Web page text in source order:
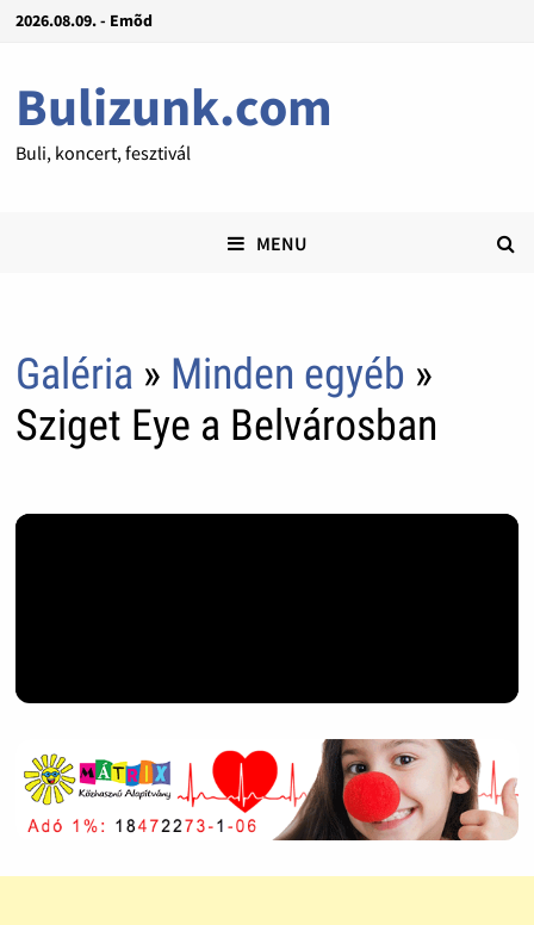
2026.08.09. - Emõd
Bulizunk.com
Buli, koncert, fesztivál
MENU
Galéria » Minden egyéb »
Sziget Eye a Belvárosban